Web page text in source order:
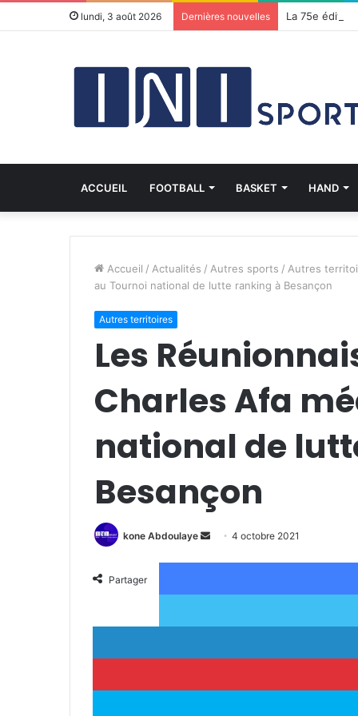
lundi, 3 août 2026 Dernières nouvelles
ACCUEIL FOOTBALL BASKET HAND
Accueil / Actualités / Autres sports / Autres
au Tournoi national de lutte ranking à Besançon
Autres territoires
Les
Charles Afa
national de
Besançon
kone Abdoulaye
o
n
4 octobre 2021
Partager